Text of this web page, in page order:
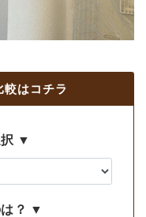
較はコチラ
択 ▼
？ ▼